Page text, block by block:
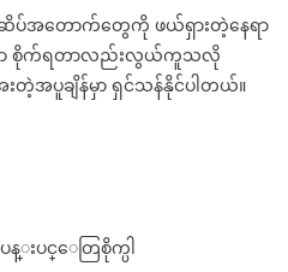
တောက်တွေကို ဖယ်ရှားတဲ့နေရာ
ာ စိုက်ရတာလည်းလွယ်ကူသလို
းတဲ့အပူချိန်မှာ ရှင်သန်နိုင်ပါတယ်။
းပင္ေတြစိုက္ပါ